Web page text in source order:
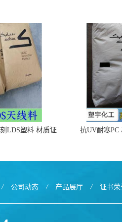
LDS塑料 材质证
抗UV耐寒PC
/ 公司动态 / 产品展厅 / 证书荣